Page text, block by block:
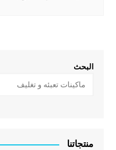
البحث
منتجاتنا